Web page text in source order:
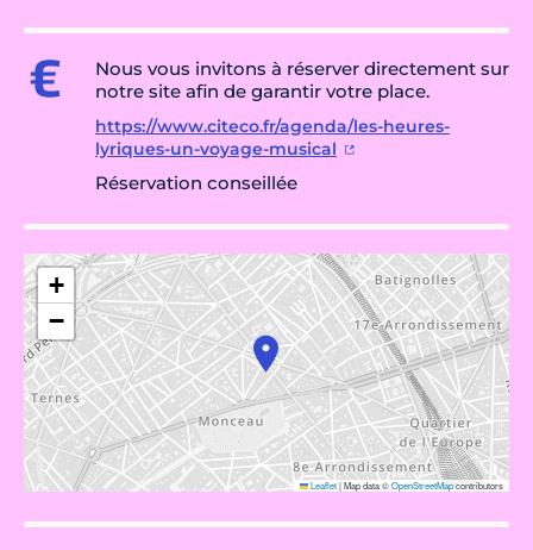
Nous vous invitons à réserver directement sur
notre site afin de garantir votre place.
https://www.citeco.fr/agenda/les-heures-
lyriques-un-voyage-musical
Réservation conseillée
+
−
Leaflet|Map data ©OpenStreetMapcontributors